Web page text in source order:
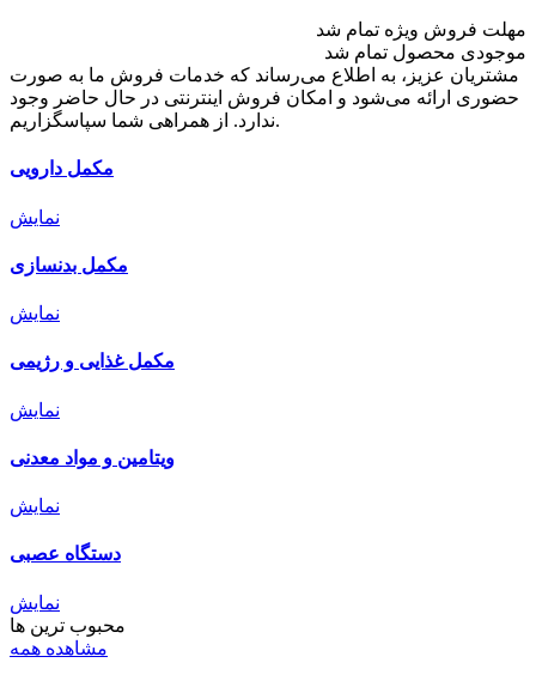
مهلت فروش ویژه تمام شد
موجودی محصول تمام شد
مشتریان عزیز، به اطلاع می‌رساند که خدمات فروش ما به صورت
حضوری ارائه می‌شود و امکان فروش اینترنتی در حال حاضر وجود
ندارد. از همراهی شما سپاسگزاریم.
مکمل دارویی
نمایش
مکمل بدنسازی
نمایش
مکمل غذایی و رژیمی
نمایش
ویتامین و مواد معدنی
نمایش
دستگاه عصبی
نمایش
محبوب ترین ها
مشاهده همه